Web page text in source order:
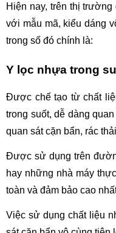
Hiện nay, trên thị
với mẫu mã, kiểu dáng
trong số đó chính là:
Y lọc nhựa trong
Được chế tạo từ chất
trong suốt, dễ dàng
quan sát cặn bẩn, rác
Được sử dụng trên
hay những nhà máy
toàn và đảm bảo cao
Việc sử dụng chất liệu